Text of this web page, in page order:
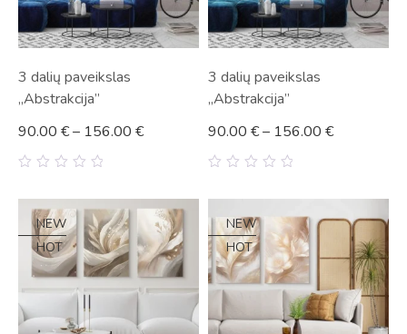
3 dalių paveikslas
„Abstrakcija”
90.00 €– 156.00 €
3 dalių paveikslas
„Abstrakcija”
5
90.00 €– 156.00 €
NEW
HOT
NEW
HOT